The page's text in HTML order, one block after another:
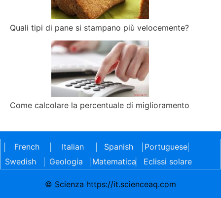
Quali tipi di pane si stampano più velocemente?
Come calcolare la percentuale di miglioramento
French Italian Spanish Portuguese|
Swedish
Geologia Matematica| Eclissi solare
© Scienza https://it.scienceaq.com